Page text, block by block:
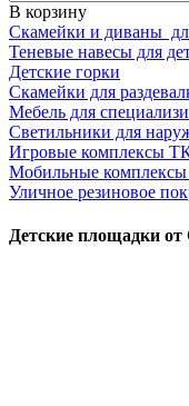
В корзину
Скамейки и диваны
Теневые навесы для
Детские горки
Скамейки для
Мебель для
Светильники для
Игровые комплексы
Мобильные комплексы
Уличное резиновое
Детские площадки